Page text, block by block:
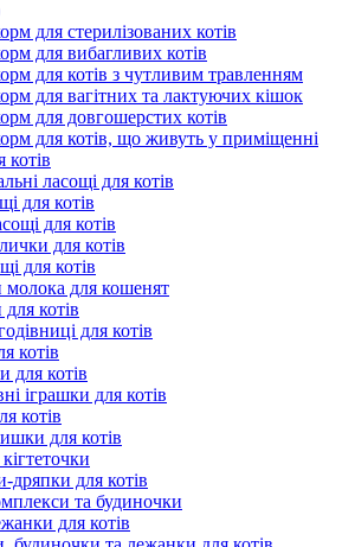
для стерилізованих котів
для вибагливих котів
для котів з чутливим травленням
для вагітних та лактуючих кішок
для довгошерстих котів
для котів, що живуть у приміщенні
котів
ласощі для котів
для котів
для котів
для котів
для котів
молока для кошенят
котів
для котів
котів
для котів
іграшки для котів
котів
для котів
дряпки для котів
та будиночки
для котів